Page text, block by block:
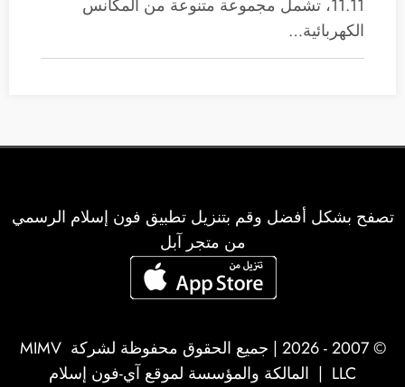
11.11، تشمل مجموعة متنوعة من المكانس
الكهربائية…
تصفح بشكل أفضل وقم بتنزيل تطبيق فون إسلام الرسمي
من متجر آبل
© 2007 - 2026 | جميع الحقوق محفوظة لشركة
MIMV
LLC | المالكة والمؤسسة لموقع آي-فون إسلام